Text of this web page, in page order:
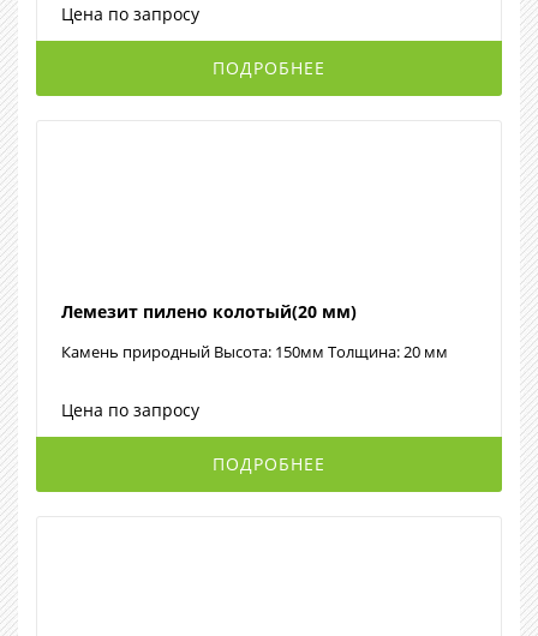
Цена по запросу
ПОДРОБНЕЕ
Лемезит пилено колотый(20 мм)
Камень природный Высота: 150мм Толщина: 20 мм
Цена по запросу
ПОДРОБНЕЕ